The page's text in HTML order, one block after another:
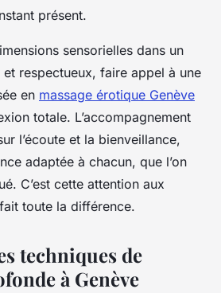
présent.
sensorielles dans un
respectueux, faire appel à une
en massage érotique Genève
totale. L’accompagnement
l’écoute et la bienveillance,
adaptée à chacun, que l’on
C’est cette attention aux
toute la différence.
techniques de
à Genève